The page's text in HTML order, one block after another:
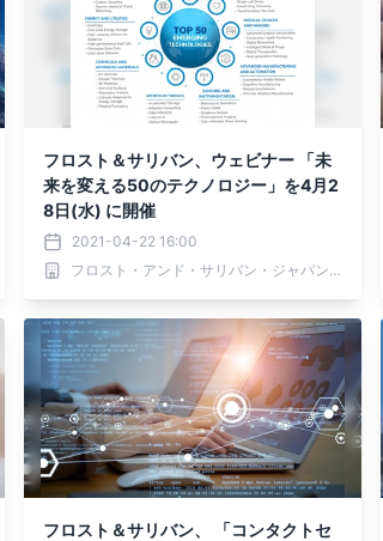
フロスト＆サリバン、ウェビナー 「未
来を変える50のテクノロジー」を4月2
8日(水) に開催
2021-04-22 16:00
フロスト・アンド・サリバン・ジャパン 株式会社
フロスト＆サリバン、 「コンタクトセ